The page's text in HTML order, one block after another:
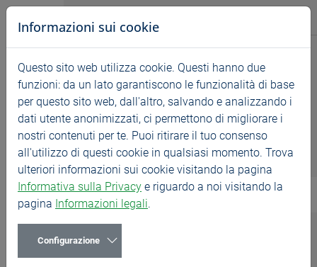
Vai direttamente alla navigazione principale
Vai direttamente al contenuto
Porta Maschi e Accessori
Tecnica di filettatura
Porta Maschi e Accessori
Con il programma HST SYNCHRO forniamo mandrini
Informazioni sui cookie
Questo sito web utilizza cookie. Questi hanno due
funzioni: da un lato garantiscono le funzionalità di base
per questo sito web, dall'altro, salvando e analizzando i
dati utente anonimizzati, ci permettono di migliorare i
nostri contenuti per te. Puoi ritirare il tuo consenso
all'utilizzo di questi cookie in qualsiasi momento. Trova
ulteriori informazioni sui cookie visitando la pagina
Informativa sulla Privacy e riguardo a noi visitando la
pagina Informazioni legali.
Configurazione
Prodotti Novità
Maschi a Taglio
Maschi a Rullare
Frese a Filettare
Porta Maschi e Accessori